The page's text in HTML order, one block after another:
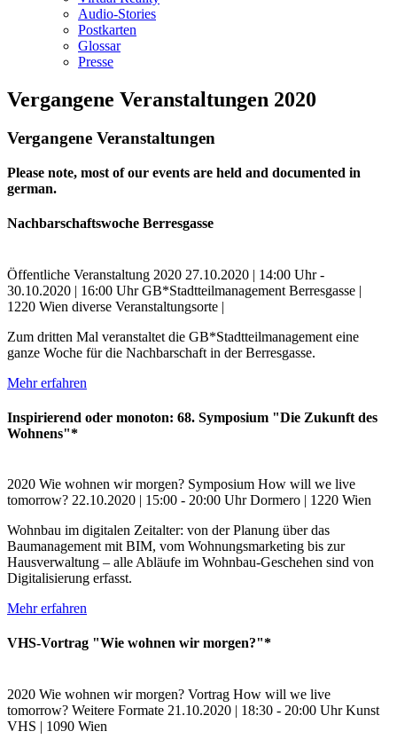
Audio-Stories
Postkarten
Glossar
Presse
Vergangene Veranstaltungen 2020
Vergangene Veranstaltungen
Please note, most of our events are held and documented in
german.
Nachbarschaftswoche Berresgasse
Öffentliche Veranstaltung 2020 27.10.2020 | 14:00 Uhr -
30.10.2020 | 16:00 Uhr GB*Stadtteilmanagement Berresgasse |
1220 Wien diverse Veranstaltungsorte |
Zum dritten Mal veranstaltet die GB*Stadtteilmanagement eine
ganze Woche für die Nachbarschaft in der Berresgasse.
Mehr erfahren
Inspirierend oder monoton: 68. Symposium "Die Zukunft des
Wohnens"*
2020 Wie wohnen wir morgen? Symposium How will we live
tomorrow? 22.10.2020 | 15:00 - 20:00 Uhr Dormero | 1220 Wien
Wohnbau im digitalen Zeitalter: von der Planung über das
Baumanagement mit BIM, vom Wohnungsmarketing bis zur
Hausverwaltung – alle Abläufe im Wohnbau-Geschehen sind von
Digitalisierung erfasst.
Mehr erfahren
VHS-Vortrag "Wie wohnen wir morgen?"*
2020 Wie wohnen wir morgen? Vortrag How will we live
tomorrow? Weitere Formate 21.10.2020 | 18:30 - 20:00 Uhr Kunst
VHS | 1090 Wien